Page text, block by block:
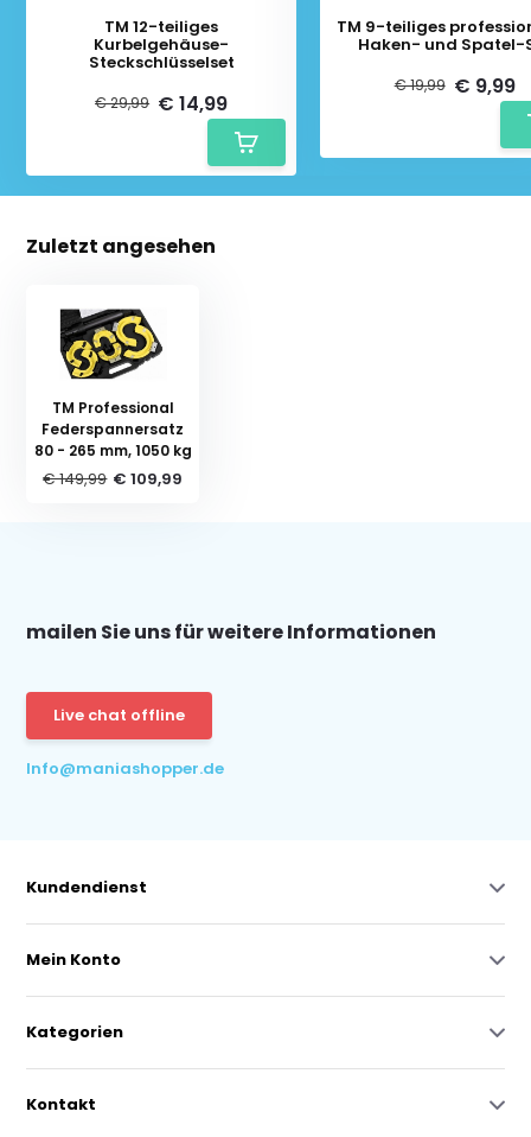
TM 12-teiliges
Kurbelgehäuse-
Steckschlüsselset
€ 29,99 € 14,99
TM 9-teiliges
Haken- und Spatel-
€ 19,99 € 9,99
Zuletzt angesehen
TM Professional
Federspannersatz
80 - 265 mm, 1050 kg
€ 149,99 € 109,99
mailen Sie uns für weitere Informationen
Live chat offline
Info@maniashopper.de
Kundendienst
Mein Konto
Kategorien
Kontakt